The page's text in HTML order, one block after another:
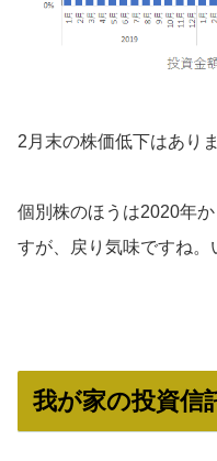
2月末の株価低下はあり
個別株のほうは2020年
すが、戻り気味ですね。
我が家の投資信